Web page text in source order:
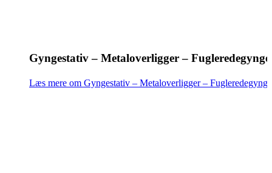
Gyngestativ – Metaloverligger – Fugleredegynge
Læs mere om Gyngestativ – Metaloverligger – Fugleredegynge